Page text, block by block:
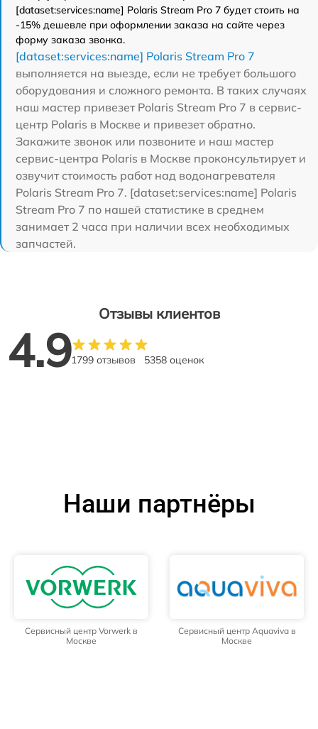
[dataset:services:name] Polaris Stream Pro 7 будет стоить на
-15% дешевле при оформлении заказа на сайте через
форму заказа звонка.
[dataset:services:name] Polaris Stream Pro 7
выполняется на выезде, если не требует большого
оборудования и сложного ремонта. В таких случаях
наш мастер привезет Polaris Stream Pro 7 в сервис-
центр Polaris в Москве и привезет обратно.
Закажите звонок или позвоните и наш мастер
сервис-центра Polaris в Москве проконсультирует и
озвучит стоимость работ над водонагревателя
Polaris Stream Pro 7. [dataset:services:name] Polaris
Stream Pro 7 по нашей статистике в среднем
занимает 2 часа при наличии всех необходимых
запчастей.
Отзывы клиентов
4.91799 отзывов 5358 оценок
Наши партнёры
Сервисный центр Vorwerk в
Москве
Сервисный центр Aquaviva в
Москве